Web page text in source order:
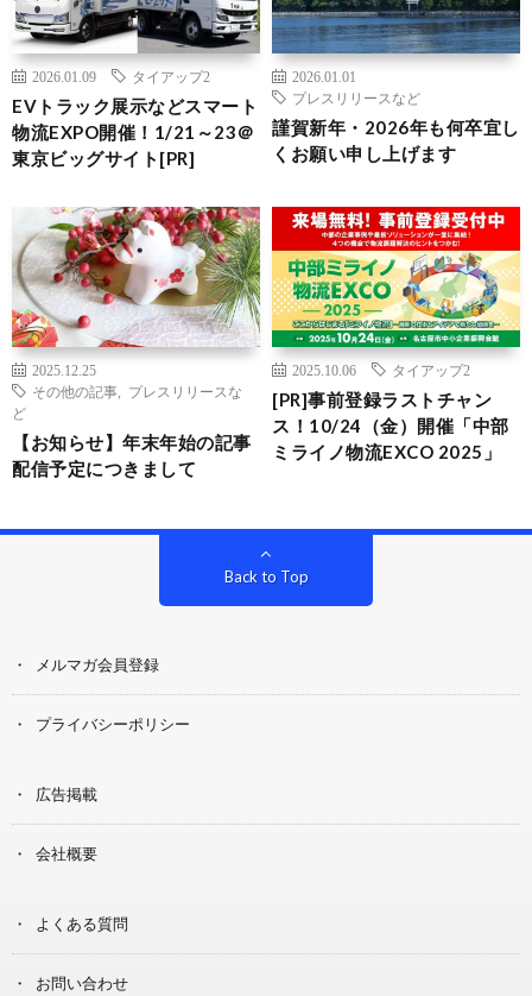
2026.01.09 タイアップ2
EVトラック展示などスマート
物流EXPO開催！1/21～23＠
東京ビッグサイト[PR]
2026.01.01
プレスリリースなど
謹賀新年・2026年も何卒宜し
くお願い申し上げます
2025.12.25
その他の記事
プレスリリースな
ど
【お知らせ】年末年始の記事
配信予定につきまして
2025.10.06 タイアップ2
[PR]事前登録ラストチャン
ス！10/24（金）開催「中部
ミライノ物流EXCO 2025」
Back to Top
メルマガ会員登録
プライバシーポリシー
広告掲載
会社概要
よくある質問
お問い合わせ